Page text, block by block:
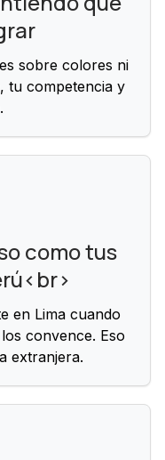
sobre colores ni
tu competencia y
como tus
en Lima cuando
convence. Eso
extranjera.